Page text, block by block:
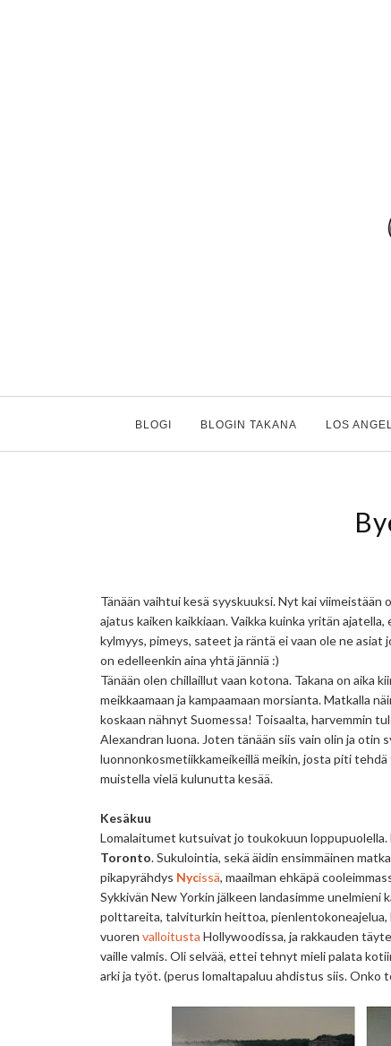
BLOGI BLOGIN TAKANA LOS
Tänään vaihtui kesä syyskuuksi. Nyt kai
ajatus kaiken kaikkiaan. Vaikka kuinka yritän
kylmyys, pimeys, sateet ja räntä ei vaan ole ne
on edelleenkin aina yhtä jänniä :)
Tänään olen chillaillut vaan kotona. Takana on aika
meikkaamaan ja kampaamaan morsianta. Matkalla
koskaan nähnyt Suomessa! Toisaalta, harvemmin
Alexandran luona. Joten tänään siis vain olin ja
luonnonkosmetiikkameikeillä meikin, josta piti
muistella vielä kulunutta kesää.
Kesäkuu
Lomalaitumet kutsuivat jo toukokuun loppupuolella.
Toronto. Sukulointia, sekä äidin ensimmäinen
pikapyrähdys Nycissä, maailman ehkäpä
Sykkivän New Yorkin jälkeen landasimme unelmieni
polttareita, talviturkin heittoa,
vuoren valloitusta Hollywoodissa, ja rakkauden
vaille valmis. Oli selvää, ettei tehnyt mieli palata
arki ja työt. (perus lomaltapaluu ahdistus siis. Onko